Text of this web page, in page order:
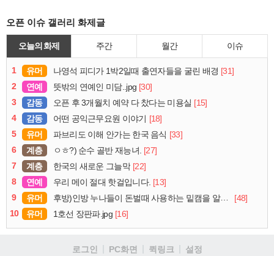
오픈 이슈 갤러리 화제글
오늘의 화제 주간 월간 이슈
1 유머 나영석 피디가 1박2일때 출연자들을 굴린 배경 [31]
2
연예 뜻밖의 연예인 미담..jpg [30]
3
감동 오픈 후 3개월치 예약 다 찼다는 미용실 [15]
4
감동 어떤 공익근무요원 이야기 [18]
5
유머 파브리도 이해 안가는 한국 음식 [33]
6
계층 ㅇㅎ?) 순수 골반 재능녀. [27]
7
계층 한국의 새로운 그늘막 [22]
8
연예 우리 메이 절대 핫걸입니다. [13]
9
유머 후방)인방 누나들이 돈벌때 사용하는 밑캠을 알아보자
[48]
10
유머 1호선 장판파.jpg [16]
로그인 PC화면 퀵링크 설정